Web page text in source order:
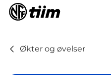
Økter og øvelser